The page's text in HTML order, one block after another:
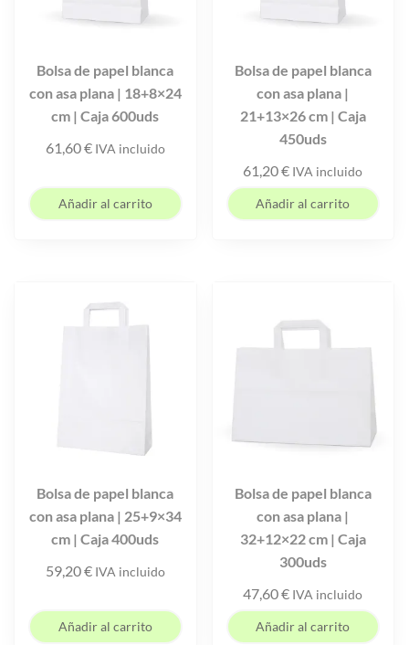
Bolsa de papel blanca
con asa plana | 18+8×24
cm | Caja 600uds
61,60€ IVA incluido
Añadir al carrito
Bolsa de papel blanca
con asa plana |
21+13×26 cm | Caja
450uds
61,20€ IVA incluido
Añadir al carrito
Bolsa de papel blanca
con asa plana | 25+9×34
cm | Caja 400uds
59,20€ IVA incluido
Añadir al carrito
Bolsa de papel blanca
con asa plana |
32+12×22 cm | Caja
300uds
47,60€ IVA incluido
Añadir al carrito